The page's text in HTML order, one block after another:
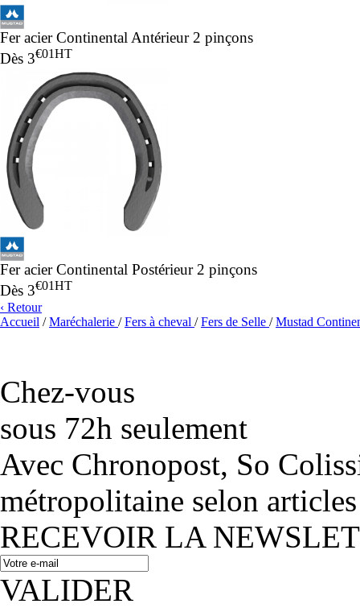
Fer acier Continental Antérieur 2 pinçons
Dès 3€01HT
Fer acier Continental Postérieur 2 pinçons
Dès 3€01HT
‹ Retour
Accueil /Maréchalerie /Fers à cheval /Fers de Selle /Mustad
Chez-vous
sous 72h seulement
Avec Chronopost, So
métropolitaine selon
RECEVOIR LA
VALIDER